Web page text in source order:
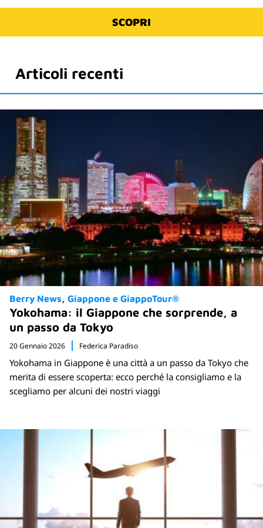
SCOPRI
Articoli recenti
Berry News Giappone e GiappoTour®
Yokohama: il Giappone che sorprende, a
un passo da Tokyo
20 Gennaio 2026 Federica Paradiso
Yokohama in Giappone è una città a un passo da Tokyo che
merita di essere scoperta: ecco perché la consigliamo e la
scegliamo per alcuni dei nostri viaggi